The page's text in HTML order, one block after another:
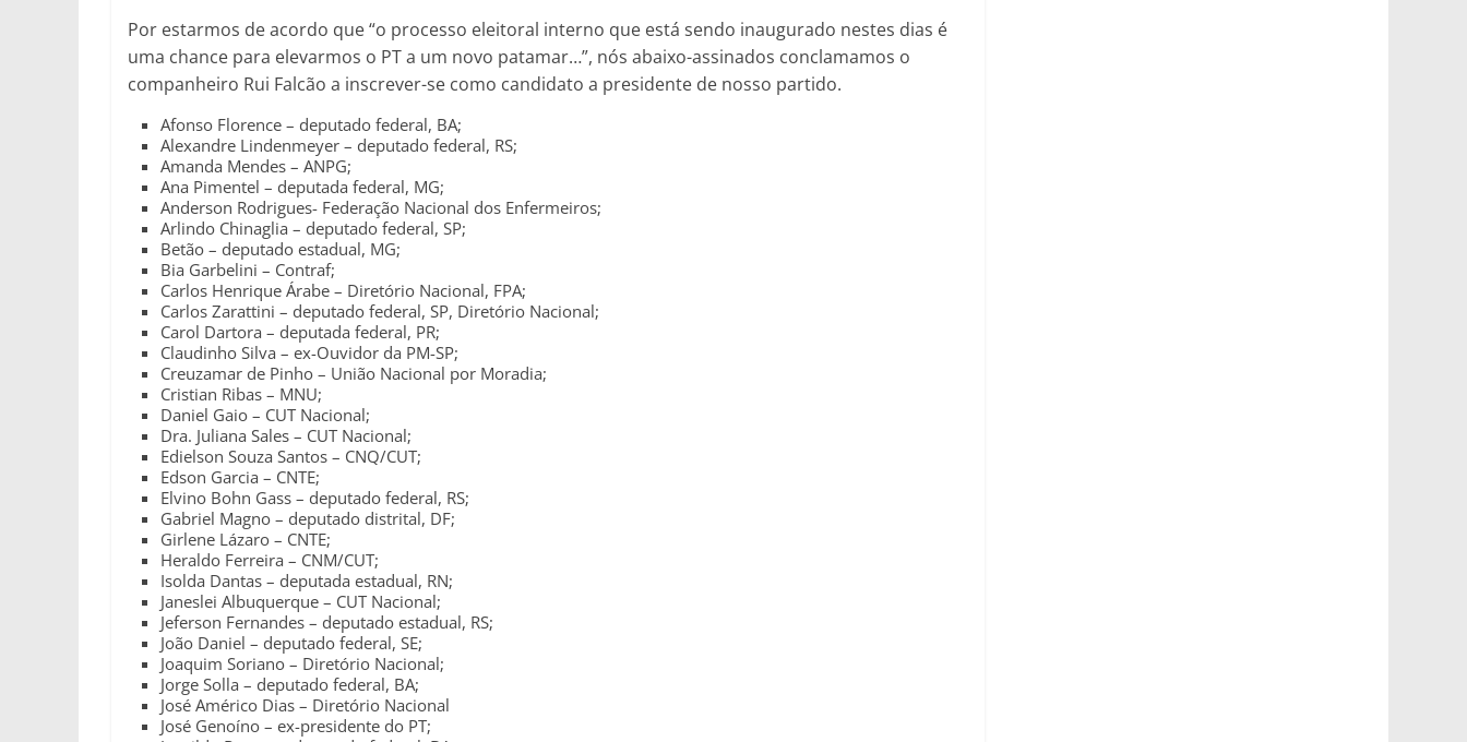
Por estarmos de acordo que “o processo eleitoral interno que está sendo inaugurado nestes dias é
uma chance para elevarmos o PT a um novo patamar…”, nós abaixo-assinados conclamamos o
companheiro Rui Falcão a inscrever-se como candidato a presidente de nosso partido.
Afonso Florence – deputado federal, BA;
Alexandre Lindenmeyer – deputado federal, RS;
Amanda Mendes – ANPG;
Ana Pimentel – deputada federal, MG;
Anderson Rodrigues- Federação Nacional dos Enfermeiros;
Arlindo Chinaglia – deputado federal, SP;
Betão – deputado estadual, MG;
Bia Garbelini – Contraf;
Carlos Henrique Árabe – Diretório Nacional, FPA;
Carlos Zarattini – deputado federal, SP, Diretório Nacional;
Carol Dartora – deputada federal, PR;
Claudinho Silva – ex-Ouvidor da PM-SP;
Creuzamar de Pinho – União Nacional por Moradia;
Cristian Ribas – MNU;
Daniel Gaio – CUT Nacional;
Dra. Juliana Sales – CUT Nacional;
Edielson Souza Santos – CNQ/CUT;
Edson Garcia – CNTE;
Elvino Bohn Gass – deputado federal, RS;
Gabriel Magno – deputado distrital, DF;
Girlene Lázaro – CNTE;
Heraldo Ferreira – CNM/CUT;
Isolda Dantas – deputada estadual, RN;
Janeslei Albuquerque – CUT Nacional;
Jeferson Fernandes – deputado estadual, RS;
João Daniel – deputado federal, SE;
Joaquim Soriano – Diretório Nacional;
Jorge Solla – deputado federal, BA;
José Américo Dias – Diretório Nacional
José Genoíno – ex-presidente do PT;